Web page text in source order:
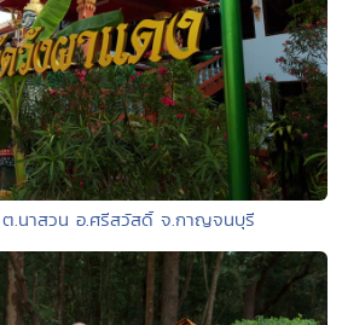
.นาสวน อ.ศรีสวัสดิ์ จ.กาญจนบุรี